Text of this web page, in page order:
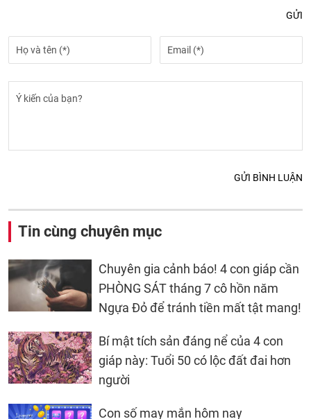
GỬI
GỬI BÌNH LUẬN
Tin cùng chuyên mục
Chuyên gia cảnh báo! 4 con giáp cần
PHÒNG SÁT tháng 7 cô hồn năm
Ngựa Đỏ để tránh tiền mất tật mang!
Bí mật tích sản đáng nể của 4 con
giáp này: Tuổi 50 có lộc đất đai hơn
người
Con số may mắn hôm nay